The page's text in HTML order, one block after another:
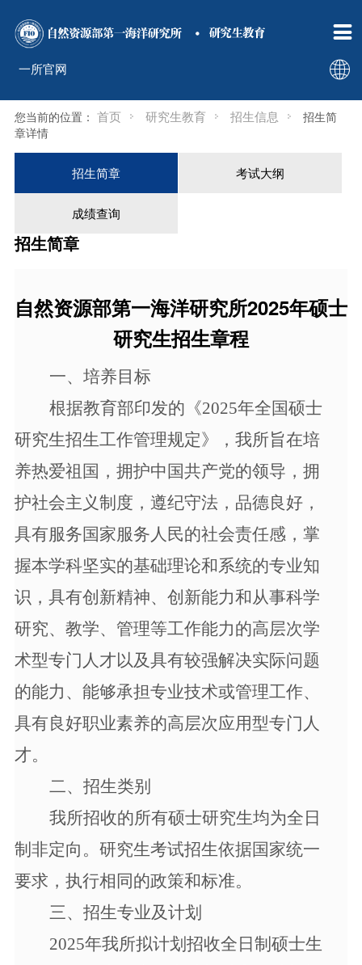
一所官网 
新闻动态
通知公告
新闻动态
答辩公告
招生信息
招生简章
考试大纲
成绩查询

您当前的位置： 首页 研究生教育 招生信息
招生简
章详情
招生简章 考试大纲
成绩查询
招生简章
自然资源部第一海洋研究所2025年硕士
研究生招生章程
一、培养目标
根据教育部印发的《2025年全国硕士
研究生招生工作管理规定》，我所旨在培
养热爱祖国，拥护中国共产党的领导，拥
护社会主义制度，遵纪守法，品德良好，
具有服务国家服务人民的社会责任感，掌
握本学科坚实的基础理论和系统的专业知
识，具有创新精神、创新能力和从事科学
研究、教学、管理等工作能力的高层次学
术型专门人才以及具有较强解决实际问题
的能力、能够承担专业技术或管理工作、
具有良好职业素养的高层次应用型专门人
才。
二、招生类别
我所招收的所有硕士研究生均为全日
制 非定向 。研究生考试招生依据国家统一
要求，执行相同的政策和标准。
三、招生专业及计划
2025年我所拟计划招收全日制硕士生